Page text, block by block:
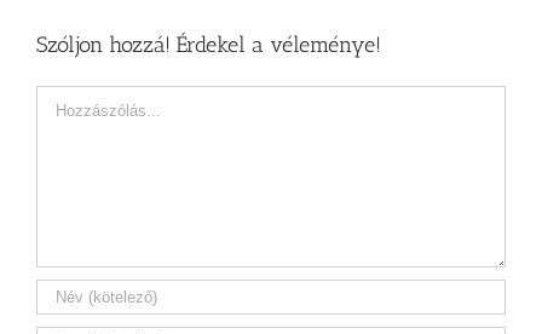
Szóljon hozzá! Érdekel a véleménye!
Hozzászólás